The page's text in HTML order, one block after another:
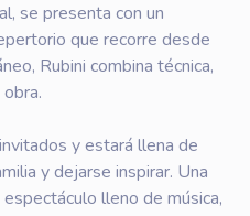
se presenta con un
que recorre desde
Rubini combina técnica,
y estará llena de
y dejarse inspirar. Una
lleno de música,